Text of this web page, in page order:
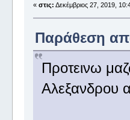
« στις: Δεκέμβριος 27, 2019,
Παράθεση
Προτεινω
Αλεξανδρου